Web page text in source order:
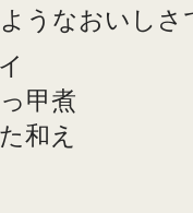
うなおいし
甲煮
和え